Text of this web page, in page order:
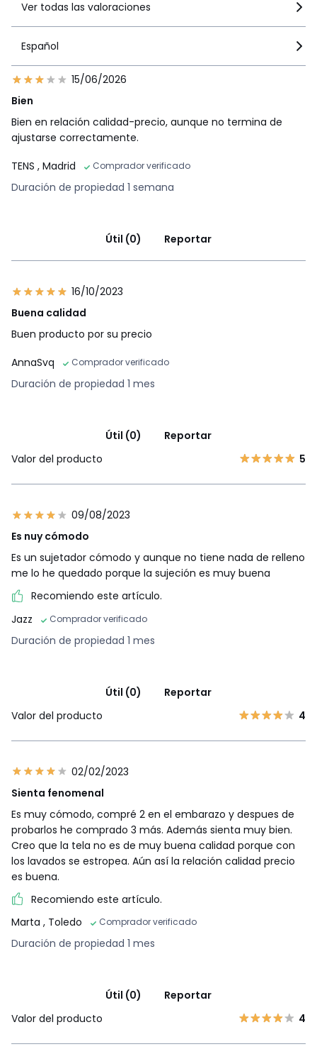
Ver todas las valoraciones
Español
15/06/2026
Bien
Bien en relación calidad-precio, aunque no termina de
ajustarse correctamente.
TENS , Madrid Comprador verificado
Duración de propiedad 1 semana
Útil (0) Reportar
16/10/2023
Buena calidad
Buen producto por su precio
AnnaSvq
Comprador verificado
Duración de propiedad 1 mes
Útil (0)
Reportar
Valor del producto
5
09/08/2023
Es nuy cómodo
Es un sujetador cómodo y aunque no tiene nada de relleno
me lo he quedado porque la sujeción es muy buena
Recomiendo este artículo.
Jazz
Comprador verificado
Duración de propiedad 1 mes
Útil (0)
Reportar
Valor del producto
4
02/02/2023
Sienta fenomenal
Es muy cómodo, compré 2 en el embarazo y despues de
probarlos he comprado 3 más. Además sienta muy bien.
Creo que la tela no es de muy buena calidad porque con
los lavados se estropea. Aún así la relación calidad precio
es buena.
Recomiendo este artículo.
Marta , Toledo Comprador verificado
Duración de propiedad 1 mes
Útil (0)
Reportar
Valor del producto
4